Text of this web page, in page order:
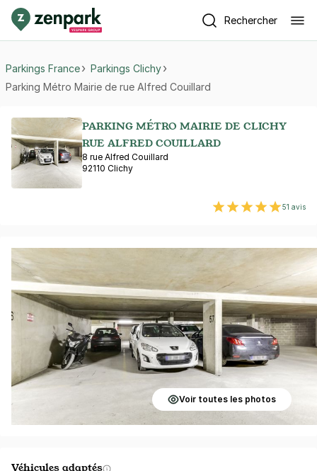
Rechercher
Parkings France
Parkings Clichy
Parking Métro Mairie de rue Alfred Couillard
PARKING MÉTRO MAIRIE DE CLICHY
RUE ALFRED COUILLARD
8 rue Alfred Couillard
92110 Clichy
51 avis
Voir toutes les photos
Véhicules adaptés